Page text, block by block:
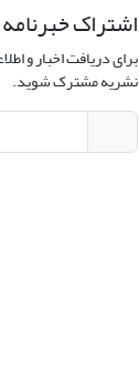
اشتراک خبرنامه
برای دریافت اخبار و
نشریه مشترک شوید.